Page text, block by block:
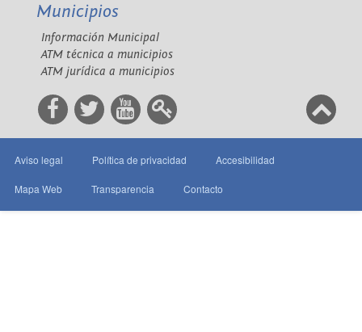
Municipios
Información Municipal
ATM técnica a municipios
ATM jurídica a municipios
Aviso legal Política de privacidad Accesibilidad
Mapa Web Transparencia Contacto